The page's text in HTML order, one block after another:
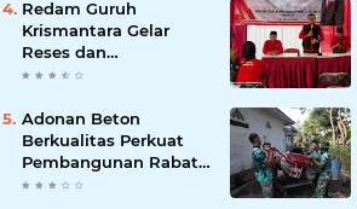
Redam Guruh
Krismantara Gelar
Reses dan
Silaturrahmi bersama
Se -Kecamatan
Lawang.
Adonan Beton
Berkualitas Perkuat
Pembangunan Rabat
Jalan TMMD ke-129 di